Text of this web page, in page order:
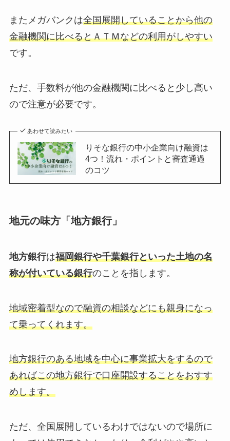
またメガバンクは全国展開していることから他の
金融機関に比べるとＡＴＭなどの利用がしやすい
です。
ただ、手数料が他の金融機関に比べると少し高い
ので注意が必要です。
あわせて読みたい
りそな銀行の中小企業向け融資は
4つ！流れ・ポイントと審査通過
のコツ
地元の味方「地方銀行」
地方銀行は福岡銀行や千葉銀行といった土地の名
称が付いている銀行のことを指します。
地域密着型なので融資の相談などにも親身になっ
て乗ってくれます。
地方銀行のある地域を中心に事業拡大をするので
あればこの地方銀行で口座開設することをおすす
めします。
ただ、全国展開しているわけではないので場所に